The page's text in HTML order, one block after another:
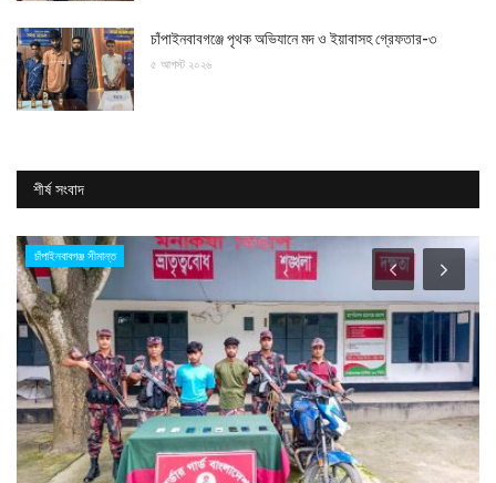
চাঁপাইনবাবগঞ্জে পৃথক অভিযানে মদ ও ইয়াবাসহ গ্রেফতার-৩
৫ আগস্ট ২০২৬
শীর্ষ সংবাদ
চাঁপাইনবাবগঞ্জ সীমান্ত